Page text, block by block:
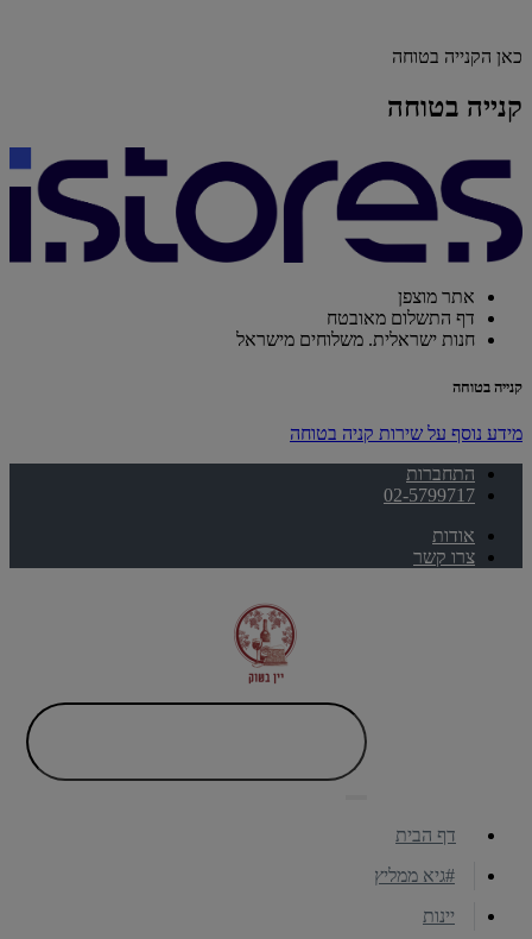
כאן הקנייה בטוחה
קנייה בטוחה
אתר מוצפן
דף התשלום מאובטח
חנות ישראלית. משלוחים מישראל
קנייה בטוחה
מידע נוסף על שירות קניה בטוחה
התחברות
02-5799717
אודות
צרו קשר
דף הבית
#גיא ממליץ
יינות